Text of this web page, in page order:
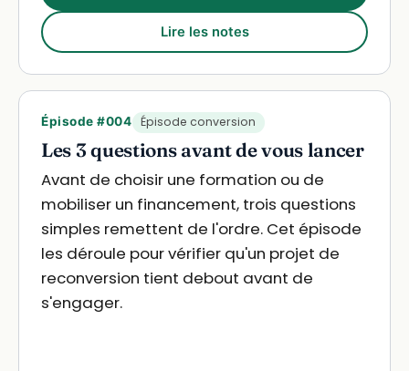
Lire les notes
Épisode #004 Épisode conversion
Les 3 questions avant de vous lancer
Avant de choisir une formation ou de
mobiliser un financement, trois questions
simples remettent de l'ordre. Cet épisode
les déroule pour vérifier qu'un projet de
reconversion tient debout avant de
s'engager.